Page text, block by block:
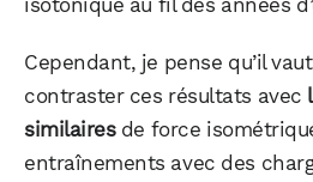
Cependant, je pense qu’il
contraster ces résultats avec
similairesde force
entraînements avec des